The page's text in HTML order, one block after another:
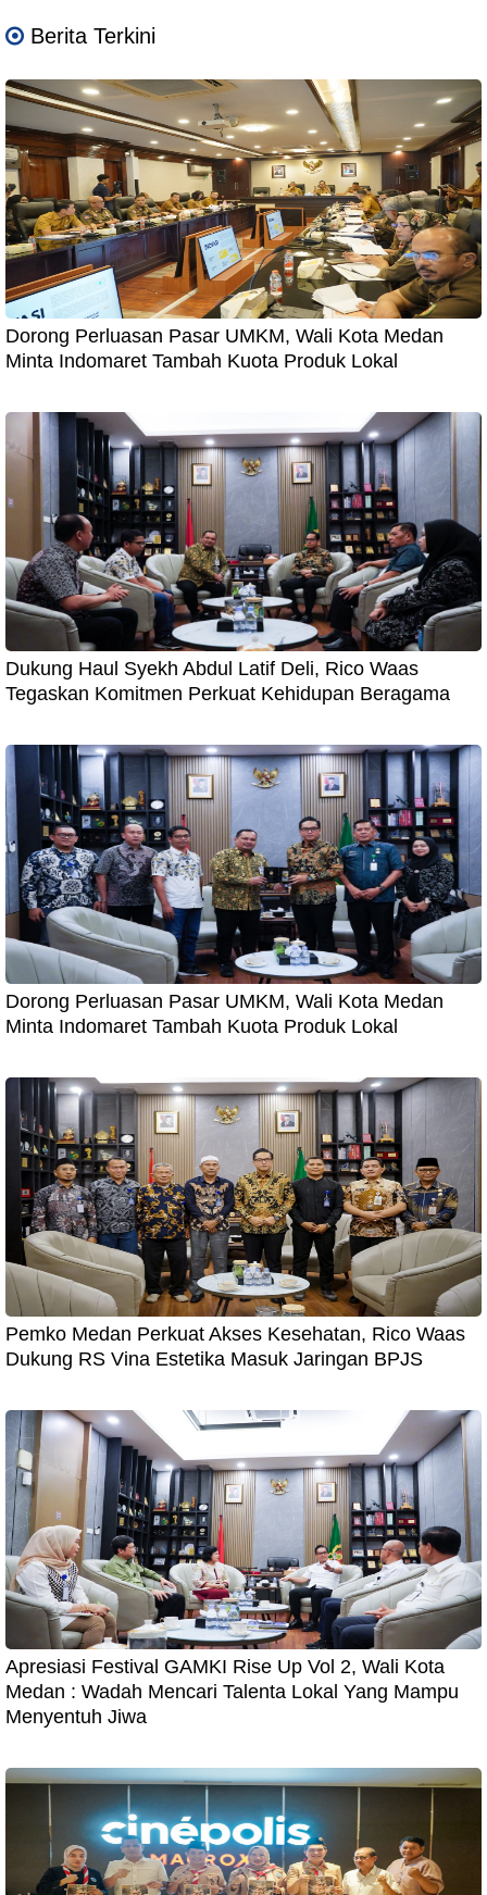
Berita Terkini
Dorong Perluasan Pasar UMKM, Wali Kota Medan
Minta Indomaret Tambah Kuota Produk Lokal
Dukung Haul Syekh Abdul Latif Deli, Rico Waas
Tegaskan Komitmen Perkuat Kehidupan Beragama
Dorong Perluasan Pasar UMKM, Wali Kota Medan
Minta Indomaret Tambah Kuota Produk Lokal
Pemko Medan Perkuat Akses Kesehatan, Rico Waas
Dukung RS Vina Estetika Masuk Jaringan BPJS
Apresiasi Festival GAMKI Rise Up Vol 2, Wali Kota
Medan : Wadah Mencari Talenta Lokal Yang Mampu
Menyentuh Jiwa